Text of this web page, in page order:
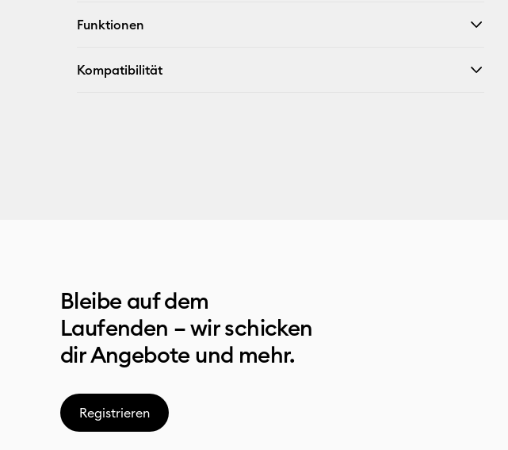
Funktionen
Kompatibilität
Bleibe auf dem
Laufenden – wir schicken
dir Angebote und mehr.
Registrieren